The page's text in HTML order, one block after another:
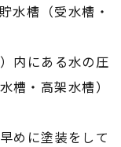
水槽（受水槽・
内にある水の圧
槽・高架水槽）
めに塗装をして